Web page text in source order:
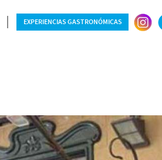
EXPERIENCIAS GASTRONÓMICAS